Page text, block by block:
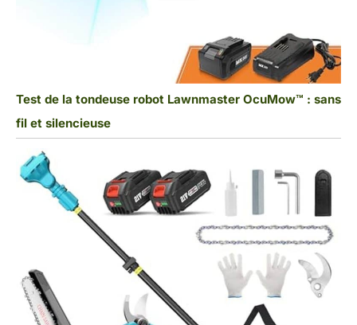
Test de la tondeuse robot Lawnmaster OcuMow™ : sans
fil et silencieuse